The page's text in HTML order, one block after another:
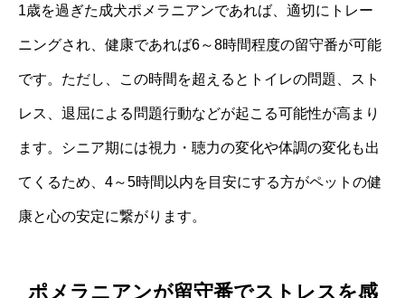
1歳を過ぎた成犬ポメラニアンであれば、適切にトレー
ニングされ、健康であれば6～8時間程度の留守番が可能
です。ただし、この時間を超えるとトイレの問題、スト
レス、退屈による問題行動などが起こる可能性が高まり
ます。シニア期には視力・聴力の変化や体調の変化も出
てくるため、4～5時間以内を目安にする方がペットの健
康と心の安定に繋がります。
ポメラニアンが留守番でストレスを感